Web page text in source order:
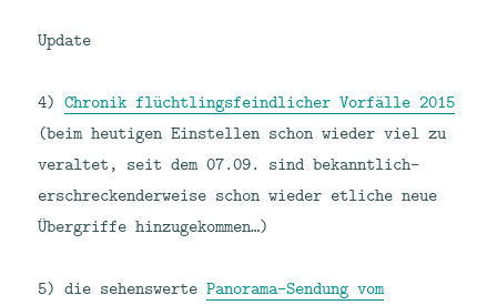
Update
4)Chronik flüchtlingsfeindlicher Vorfälle 2015
(beim heutigen Einstellen schon wieder viel zu
veraltet, seit dem 07.09. sind bekanntlich-
erschreckenderweise schon wieder etliche neue
Übergriffe hinzugekommen…)
5) die sehenswertePanorama-Sendung vom